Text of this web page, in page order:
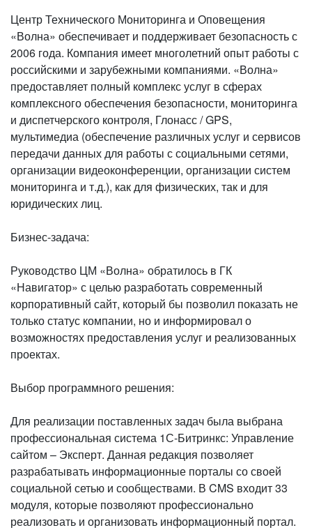
Центр Технического Мониторинга и Оповещения
«Волна» обеспечивает и поддерживает безопасность с
2006 года. Компания имеет многолетний опыт работы с
российскими и зарубежными компаниями. «Волна»
предоставляет полный комплекс услуг в сферах
комплексного обеспечения безопасности, мониторинга
и диспетчерского контроля, Глонасс / GPS,
мультимедиа (обеспечение различных услуг и сервисов
передачи данных для работы с социальными сетями,
организации видеоконференции, организации систем
мониторинга и т.д.), как для физических, так и для
юридических лиц.
Бизнес-задача:
Руководство ЦМ «Волна» обратилось в ГК
«Навигатор» с целью разработать современный
корпоративный сайт, который бы позволил показать не
только статус компании, но и информировал о
возможностях предоставления услуг и реализованных
проектах.
Выбор программного решения:
Для реализации поставленных задач была выбрана
профессиональная система 1С-Битринкс: Управление
сайтом – Эксперт. Данная редакция позволяет
разрабатывать информационные порталы со своей
социальной сетью и сообществами. В CMS входит 33
модуля, которые позволяют профессионально
реализовать и организовать информационный портал.